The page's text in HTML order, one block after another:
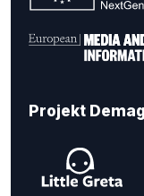
Projekt